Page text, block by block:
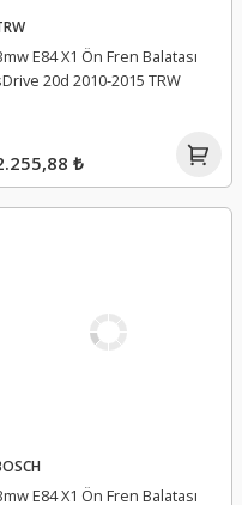
E84 X1 Ön Fren Balatası
20d 2010-2015 TRW
₺
E84 X1 Ön Fren Balatası